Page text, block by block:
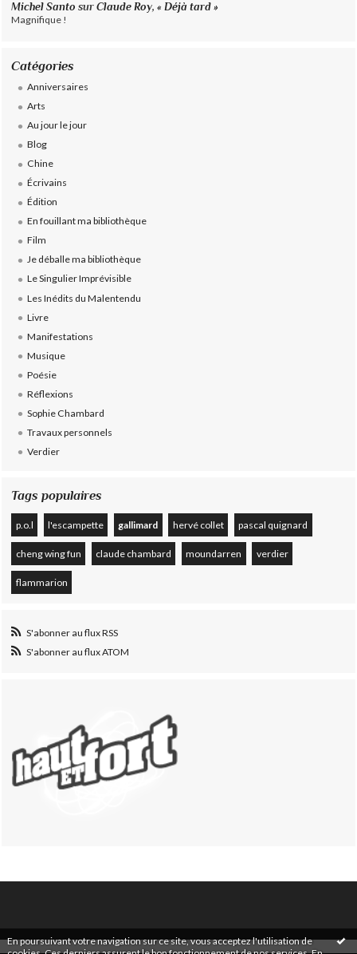
En poursuivant votre navigation sur ce site, vous acceptez l'utilisation de
Michel Santo surClaude Roy, « Déjà tard »
Magnifique !
Catégories
Anniversaires
Arts
Au jour le jour
Blog
Chine
Écrivains
Édition
En fouillant ma bibliothèque
Film
Je déballe ma bibliothèque
Le Singulier Imprévisible
Les Inédits du Malentendu
Livre
Manifestations
Musique
Poésie
Réflexions
Sophie Chambard
Travaux personnels
Verdier
Tags populaires
p.o.l l'escampette gallimard hervé collet pascal quignard
cheng wing fun claude chambard moundarren verdier
flammarion
S'abonner au flux RSS
S'abonner au flux ATOM